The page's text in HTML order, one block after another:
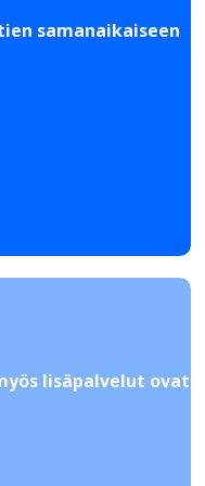
samanaikaiseen
lisäpalvelut ovat